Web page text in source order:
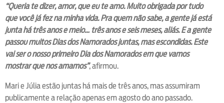
“Queria te dizer, amor, que eu te amo. Muito obrigada por tudo
que você já fez na minha vida. Pra quem não sabe, a gente já está
junta há três anos e meio… três anos e seis meses, aliás. E a gente
passou muitos Dias dos Namorados juntas, mas escondidas. Este
vai ser o nosso primeiro Dia dos Namorados em que vamos
mostrar que nos amamos”, afirmou.
Mari e Júlia estão juntas há mais de três anos, mas assumiram
publicamente a relação apenas em agosto do ano passado.